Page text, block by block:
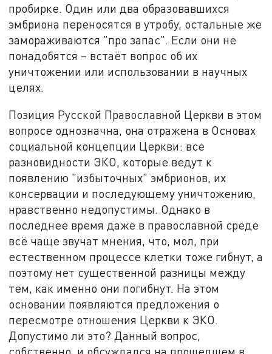
пробирке. Один или два образовавшихся
эмбриона переносятся в утробу, остальные же
замораживаются "про запас". Если они не
понадобятся – встаёт вопрос об их
уничтожении или использовании в научных
целях.
Позиция Русской Православной Церкви в этом
вопросе однозначна, она отражена в Основах
социальной концепции Церкви: все
разновидности ЭКО, которые ведут к
появлению "избыточных" эмбрионов, их
консервации и последующему уничтожению,
нравственно недопустимы. Однако в
последнее время даже в православной среде
всё чаще звучат мнения, что, мол, при
естественном процессе клетки тоже гибнут, а
поэтому нет существенной разницы между
тем, как именно они погибнут. На этом
основании появляются предложения о
пересмотре отношения Церкви к ЭКО.
Допустимо ли это? Данный вопрос,